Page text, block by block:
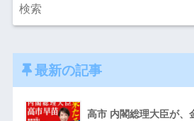
最新の記事
高市 内閣総理大臣が、